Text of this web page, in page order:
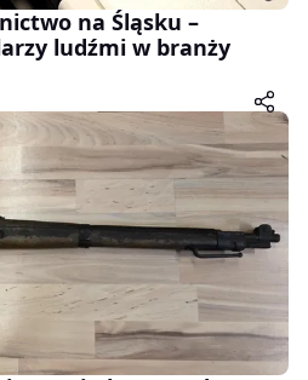
na Śląsku –
ludźmi w branży